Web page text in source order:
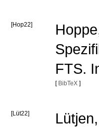
[Hop22]
FTS.
[ BibTeX ]
[Lüt22]